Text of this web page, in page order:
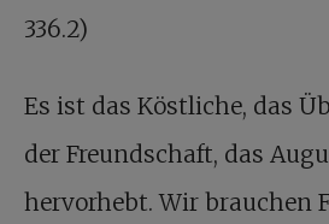
336.2)
Es ist das Köstliche, das
der Freundschaft, das
hervorhebt. Wir brauchen